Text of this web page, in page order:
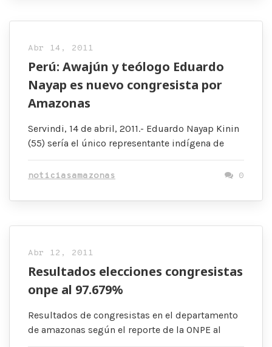
Abr 14, 2011
Perú: Awajún y teólogo Eduardo
Nayap es nuevo congresista por
Amazonas
Servindi, 14 de abril, 2011.- Eduardo Nayap Kinin
(55) sería el único representante indígena de
noticiasamazonas 0
Abr 12, 2011
Resultados elecciones congresistas
onpe al 97.679%
Resultados de congresistas en el departamento
de amazonas según el reporte de la ONPE al